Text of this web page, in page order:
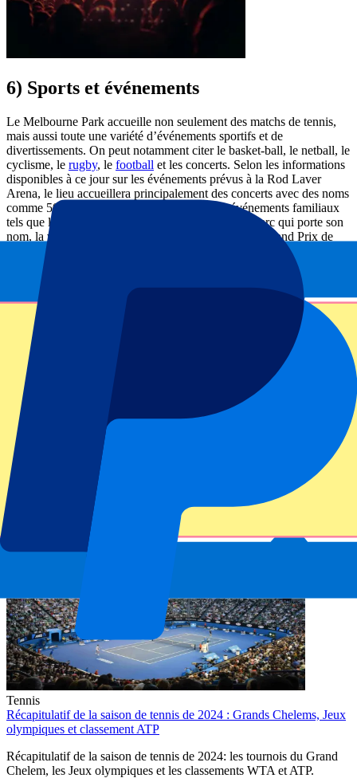
6) Sports et événements
Le Melbourne Park accueille non seulement des matchs de tennis,
mais aussi toute une variété d’événements sportifs et de
divertissements. On peut notamment citer le basket-ball, le netball, le
cyclisme, le rugby, le football et les concerts. Selon les informations
disponibles à ce jour sur les événements prévus à la Rod Laver
Arena, le lieu accueillera principalement des concerts avec des noms
comme 50 Cent et Sam Smith, ainsi que des événements familiaux
tels que le Monster Trucks Live. Et en dehors du parc qui porte son
nom, la ville de Melbourne accueille également un Grand Prix de
Formule 1
chaque année : un nouveau GP palpitant aura lieu sur le
circuit d’Albert Park
Visiter l’Open d’Australie
Melbourne Park est une fois de plus l’épicentre de l’Open
d’Australie cette année. De grands matchs sont à venir et vous
pourrez y assister ! Venez voir un match dans la légendaire Rod
Laver Arena ou rendez-vous dans l’un des autres stades pour
savourer l’Open d’Australie en direct. Consultez notre site web et
achetez vos billets dès maintenant !
Billets pour l’Open d’Australie
Vous pourriez aussi aimer
Consultez d'autres articles
Tennis
Récapitulatif de la saison de tennis de 2024 : Grands Chelems, Jeux
olympiques et classement ATP
Récapitulatif de la saison de tennis de 2024: les tournois du Grand
Chelem, les Jeux olympiques et les classements WTA et ATP.